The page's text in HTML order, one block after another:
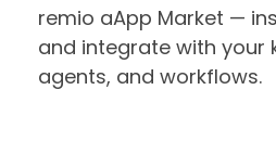
remio aApp Market —
and integrate with your
agents, and workflows.